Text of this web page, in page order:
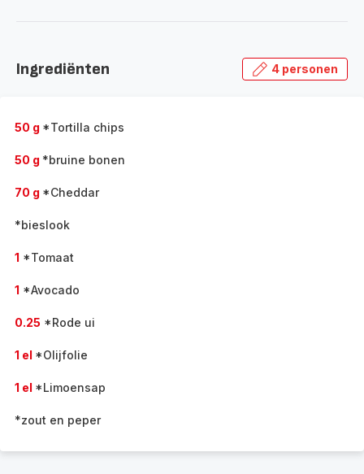
Ingrediënten 4 personen
50 g *Tortilla chips
50 g *bruine bonen
70 g *Cheddar
*bieslook
1 *Tomaat
1 *Avocado
0.25 *Rode ui
1 el *Olijfolie
1 el *Limoensap
*zout en peper